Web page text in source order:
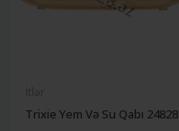
Trixie Yem Və Su Qabı 24828